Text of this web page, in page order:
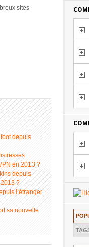
sites
depuis
en 2013 ?
depuis
?
l’étranger
sa nouvelle